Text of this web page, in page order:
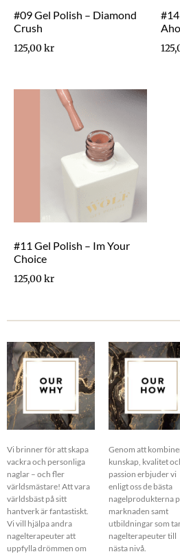
#09 Gel Polish – Diamond
Crush
125,00kr
#11 Gel Polish – Im Your
Choice
125,00kr
Vi brinner för att skapa
vackra och personliga
naglar – och fler
världsmästare! Att vara
världsbäst på sitt
hantverk är fantastiskt.
Vi vill hjälpa andra
nagelterapeuter att
uppfylla drömmen om
Genom att
kunskap, kvalitet
passion erbjuder vi
enligt oss de bästa
nagelprodukterna
marknaden samt
utbildningar som
nagelterapeuter till
nästa nivå.